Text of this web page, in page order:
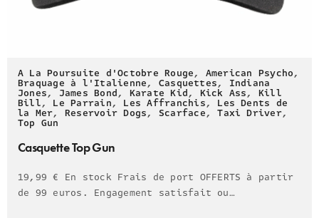
A La Poursuite d'Octobre Rouge, American Psycho,
Braquage à l'Italienne, Casquettes, Indiana
Jones, James Bond, Karate Kid, Kick Ass, Kill
Bill, Le Parrain, Les Affranchis, Les Dents de
la Mer, Reservoir Dogs, Scarface,Taxi Driver,
Top Gun
Casquette Top Gun
19,99 € En stock Frais de port OFFERTS à partir
de 99 euros. Engagement satisfait ou…